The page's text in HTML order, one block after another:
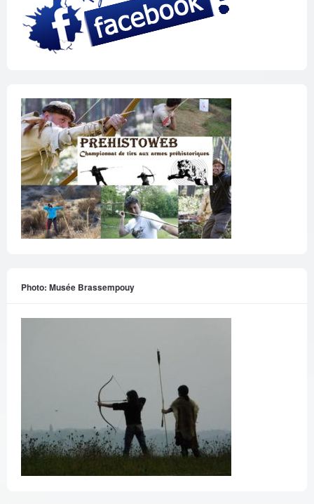
Photo: Musée Brassempouy